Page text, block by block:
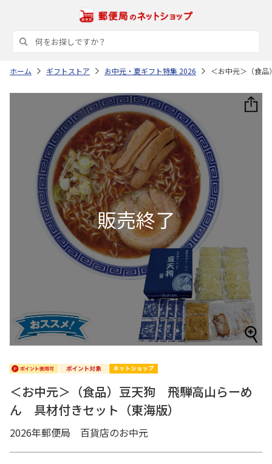
ホーム ギフトストア お中元・夏ギフト特集 2026 ＜お中元＞（食
＜お中元＞（食品）豆天狗 飛騨高山らーめ
ん 具材付きセット（東海版）
2026年郵便局 百貨店のお中元